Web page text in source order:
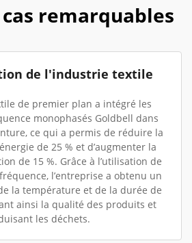
remarquables
de l'industrie textile
de premier plan a intégré les
monophasés Goldbell dans
ce qui a permis de réduire la
de 25 % et d’augmenter la
de 15 %. Grâce à l’utilisation de
l’entreprise a obtenu un
la température et de la durée de
ainsi la qualité des produits et
les déchets.